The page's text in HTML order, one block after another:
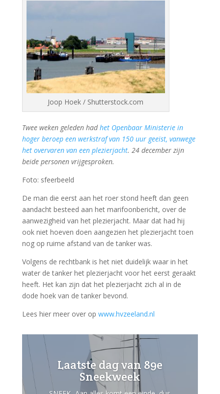
Joop Hoek / Shutterstock.com
Twee weken geleden hadhet Openbaar Ministerie in
hoger beroep een werkstraf van 150 uur geeïst, vanwege
het overvaren van een plezierjacht. 24 december zijn
beide personen vrijgesproken.
Foto: sfeerbeeld
De man die eerst aan het roer stond heeft dan geen
aandacht besteed aan het marifoonbericht, over de
aanwezigheid van het plezierjacht. Maar dat had hij
ook niet hoeven doen aangezien het plezierjacht toen
nog op ruime afstand van de tanker was.
Volgens de rechtbank is het niet duidelijk waar in het
water de tanker het plezierjacht voor het eerst geraakt
heeft. Het kan zijn dat het plezierjacht zich al in de
dode hoek van de tanker bevond.
Lees hier meer over op www.hvzeeland.nl
Laatste dag van 89e
Sneekweek